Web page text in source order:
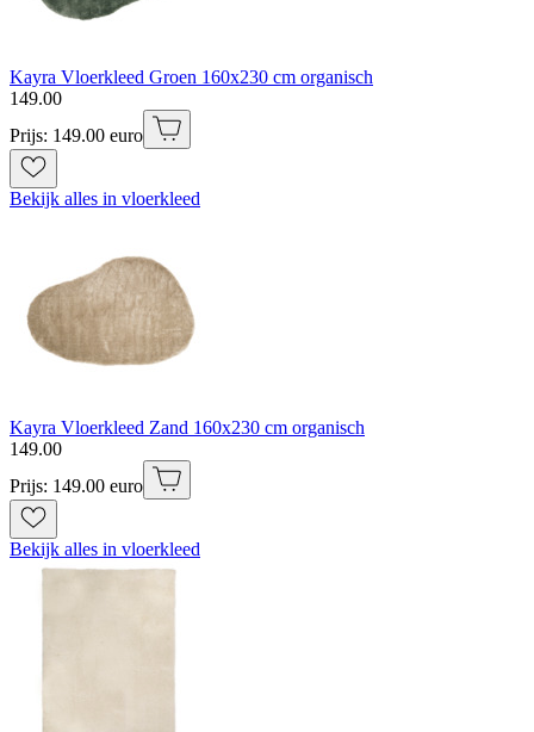
Kayra Vloerkleed Groen 160x230 cm organisch
149.00
Prijs: 149.00 euro
Bekijk alles in vloerkleed
Kayra Vloerkleed Zand 160x230 cm organisch
149.00
Prijs: 149.00 euro
Bekijk alles in vloerkleed